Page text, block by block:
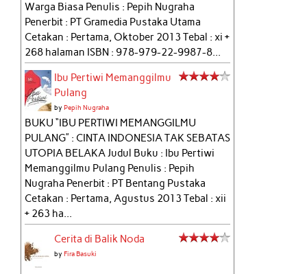
Warga Biasa Penulis : Pepih Nugraha
Penerbit : PT Gramedia Pustaka Utama
Cetakan : Pertama, Oktober 2013 Tebal : xi +
268 halaman ISBN : 978-979-22-9987-8...
Ibu Pertiwi Memanggilmu
Pulang
byPepih Nugraha
BUKU “IBU PERTIWI MEMANGGILMU
PULANG” : CINTA INDONESIA TAK SEBATAS
UTOPIA BELAKA Judul Buku : Ibu Pertiwi
Memanggilmu Pulang Penulis : Pepih
Nugraha Penerbit : PT Bentang Pustaka
Cetakan : Pertama, Agustus 2013 Tebal : xii
+ 263 ha...
Cerita di Balik Noda
byFira Basuki